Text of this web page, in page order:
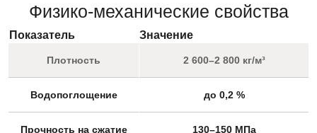
Физико-механические свойства
Показатель Значение
Плотность 2 600–2 800 кг/м³
Водопоглощение до 0,2 %
Прочность на сжатие 130–150 МПа